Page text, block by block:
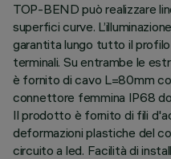
TOP-BEND può realizzare
superfici curve.
garantita lungo tutto il
terminali. Su entrambe le
è fornito di cavo L=80mm
connettore femmina IP68
Il prodotto è fornito di fili
deformazioni plastiche del
circuito a led. Facilità di